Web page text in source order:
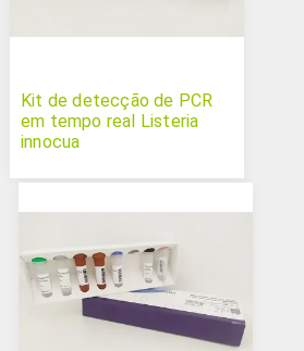
Kit de detecção de PCR
em tempo real Listeria
innocua